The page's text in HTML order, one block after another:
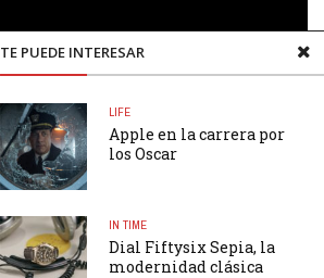
TE PUEDE INTERESAR
LIFE
Apple en la carrera por
los Oscar
IN TIME
Dial Fiftysix Sepia, la
modernidad clásica